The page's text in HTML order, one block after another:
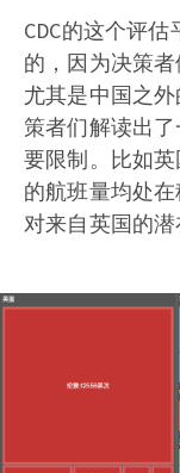
CDC的这个评
的，因为决策
尤其是中国之
策者们解读出
要限制。比如
的航班量均处
对来自英国的潜